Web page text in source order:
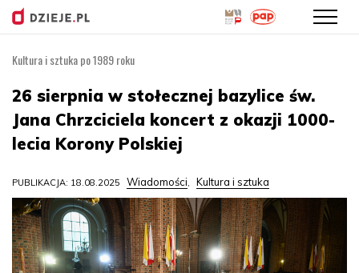
treści
Kultura i sztuka po 1989 roku
26 sierpnia w stołecznej bazylice św.
Jana Chrzciciela koncert z okazji 1000-
lecia Korony Polskiej
PUBLIKACJA: 18.08.2025 Wiadomości, Kultura i sztuka